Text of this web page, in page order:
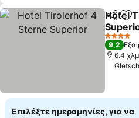
Hotel
4 Αστέρια
9,2
6.4
Επιλέξτε ημερομηνίες, για να